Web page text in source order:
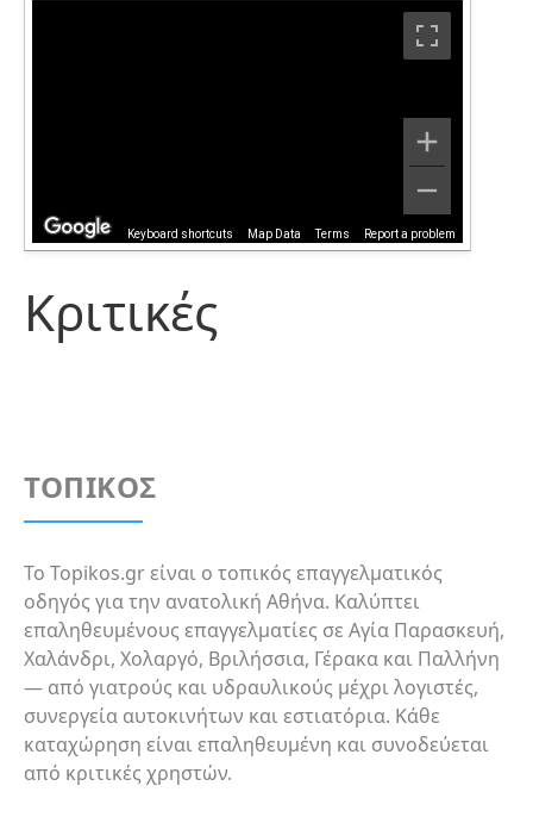
Keyboard shortcuts Map Data Terms Report a problem
Κριτικές
ΤΟΠΙΚΟΣ
Το Topikos.gr είναι ο τοπικός επαγγελματικός
οδηγός για την ανατολική Αθήνα. Καλύπτει
επαληθευμένους επαγγελματίες σε Αγία Παρασκευή,
Χαλάνδρι, Χολαργό, Βριλήσσια, Γέρακα και Παλλήνη
— από γιατρούς και υδραυλικούς μέχρι λογιστές,
συνεργεία αυτοκινήτων και εστιατόρια. Κάθε
καταχώρηση είναι επαληθευμένη και συνοδεύεται
από κριτικές χρηστών.